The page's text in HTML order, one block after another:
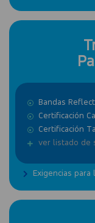
Bandas
Certificación
Certificación
ver listado de
Exigencias para